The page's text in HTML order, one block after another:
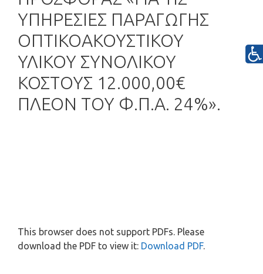
ΥΠΗΡΕΣΙΕΣ ΠΑΡΑΓΩΓΗΣ
ΟΠΤΙΚΟΑΚΟΥΣΤΙΚΟΥ
ΥΛΙΚΟΥ ΣΥΝΟΛΙΚΟΥ
ΚΟΣΤΟΥΣ 12.000,00€
ΠΛΕΟΝ ΤΟΥ Φ.Π.Α. 24%».
This browser does not support PDFs. Please
download the PDF to view it: Download PDF.